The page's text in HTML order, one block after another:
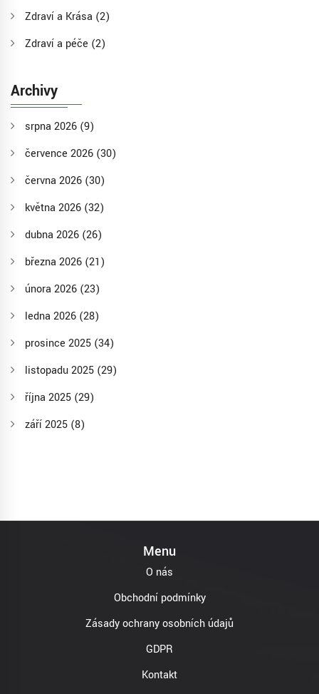
Zdraví a Krása (2)
Zdraví a péče (2)
Archivy
srpna 2026 (9)
července 2026 (30)
června 2026 (30)
května 2026 (32)
dubna 2026 (26)
března 2026 (21)
února 2026 (23)
ledna 2026 (28)
prosince 2025 (34)
listopadu 2025 (29)
října 2025 (29)
září 2025 (8)
Menu
O nás
Obchodní podmínky
Zásady ochrany osobních údajů
GDPR
Kontakt